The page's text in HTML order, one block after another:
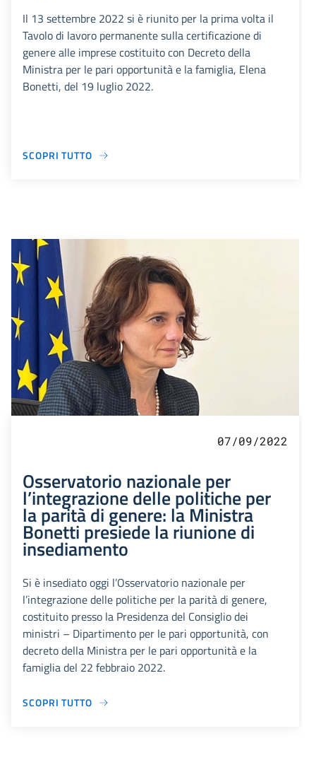
Il 13 settembre 2022 si è riunito per la prima volta il
Tavolo di lavoro permanente sulla certificazione di
genere alle imprese costituito con Decreto della
Ministra per le pari opportunità e la famiglia, Elena
Bonetti, del 19 luglio 2022.
SCOPRI TUTTO
07/09/2022
Osservatorio nazionale per
l’integrazione delle politiche per
la parità di genere: la Ministra
Bonetti presiede la riunione di
insediamento
Si è insediato oggi l’Osservatorio nazionale per
l’integrazione delle politiche per la parità di genere,
costituito presso la Presidenza del Consiglio dei
ministri – Dipartimento per le pari opportunità, con
decreto della Ministra per le pari opportunità e la
famiglia del 22 febbraio 2022.
SCOPRI TUTTO